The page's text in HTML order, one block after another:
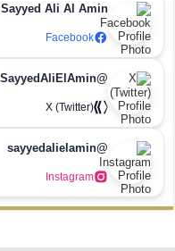
Sayyed Ali Al Amin
Facebook
@SayyedAliElAmin
X (Twitter)
@sayyedalielamin
Instagram